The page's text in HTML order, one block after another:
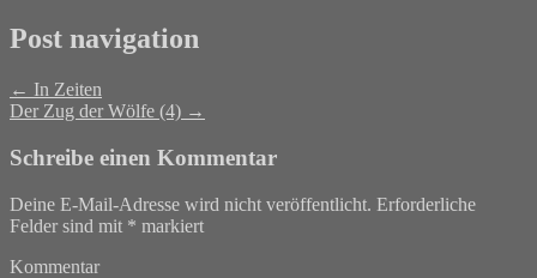
Post navigation
← In Zeiten
Der Zug der Wölfe (4) →
Schreibe einen Kommentar
Deine E-Mail-Adresse wird nicht veröffentlicht. Erforderliche
Felder sind mit * markiert
Kommentar